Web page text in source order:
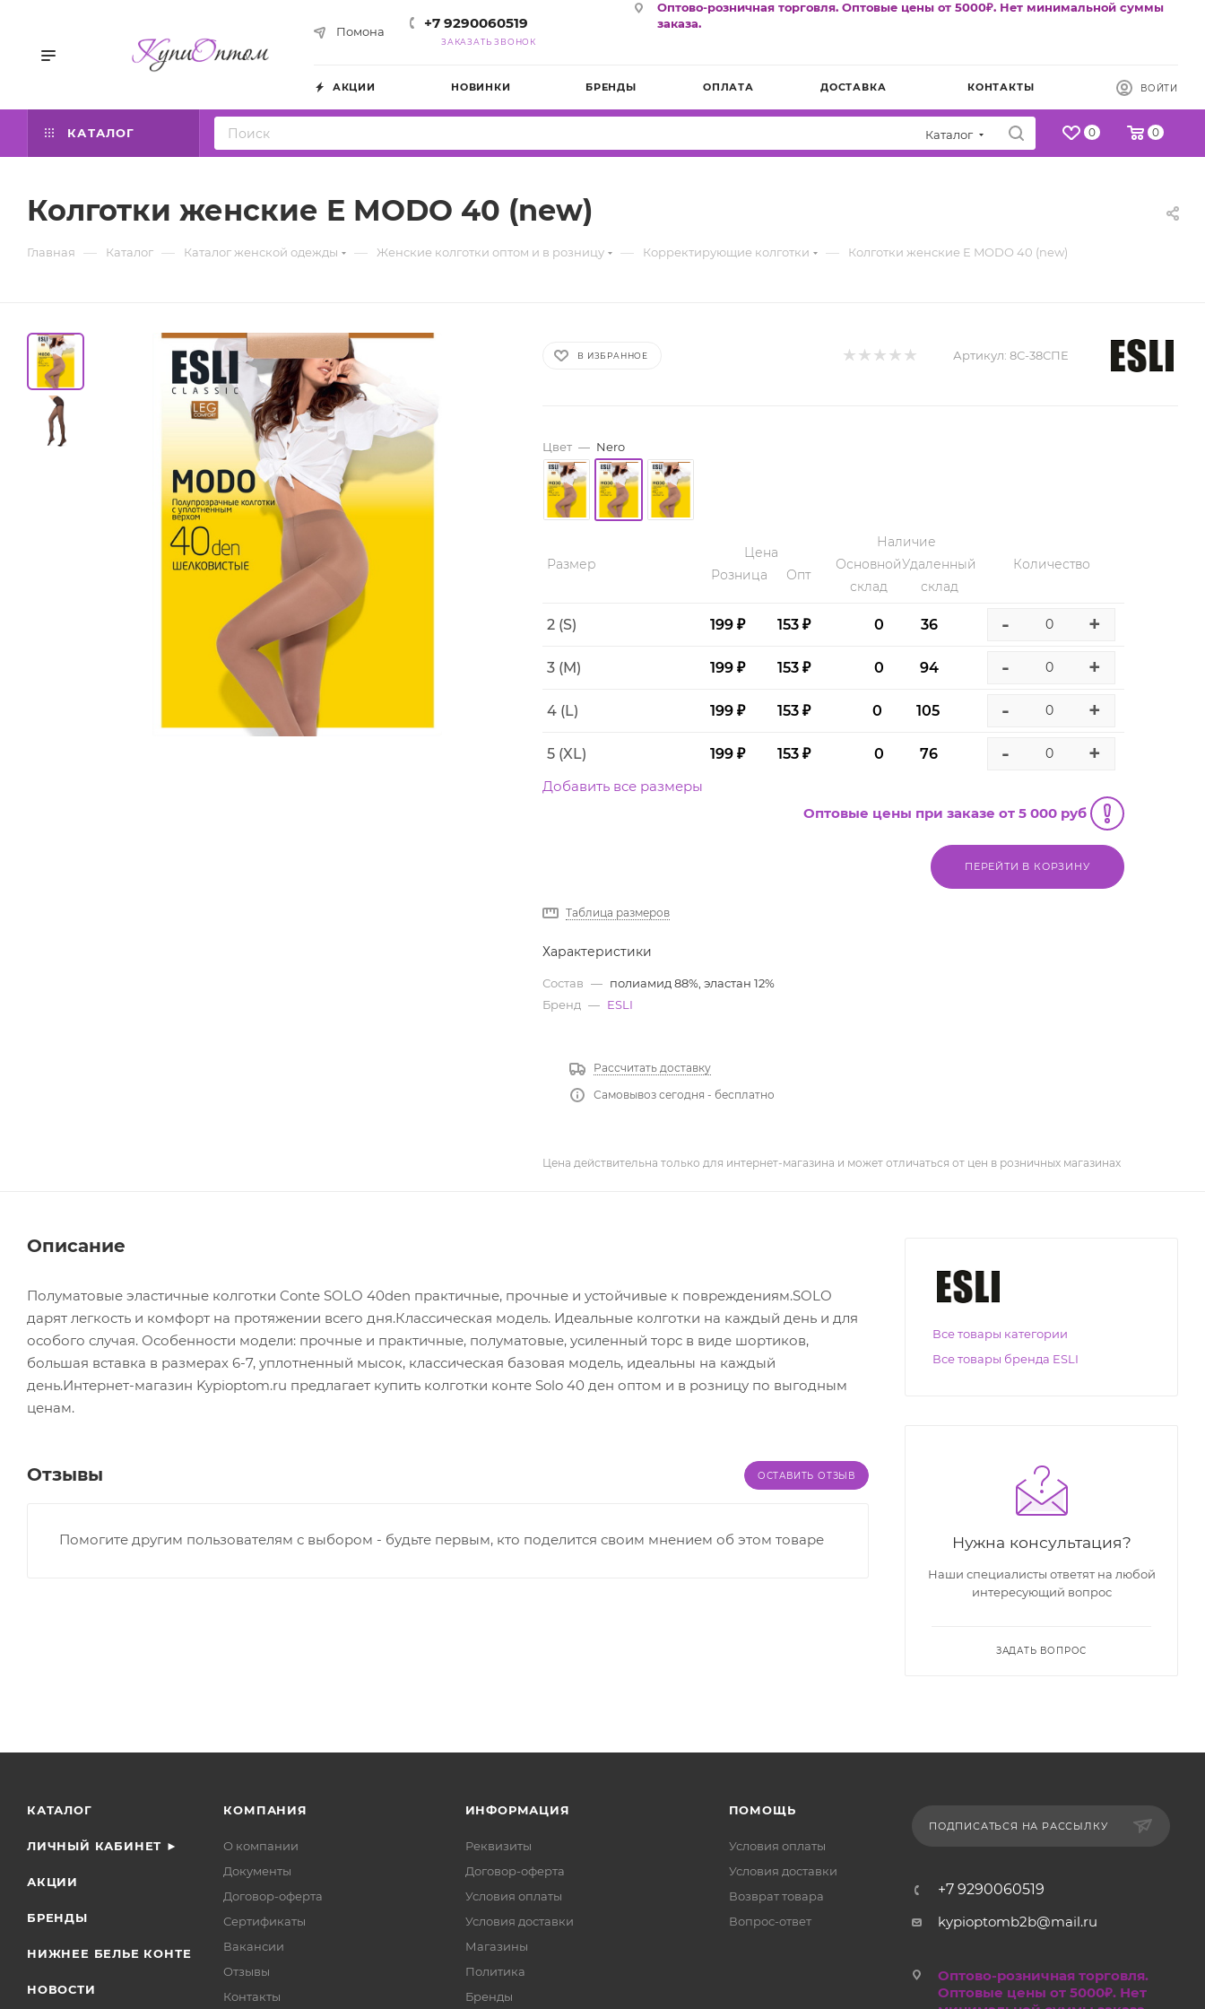
Помона +7 9290060519
ЗАКАЗАТЬ ЗВОНОК
Оптово-розничная торговля. Оптовые цены от 5000₽. Нет минимальной суммы
заказа.
АКЦИИ НОВИНКИ БРЕНДЫ ОПЛАТА ДОСТАВКА КОНТАКТЫ ВОЙТИ
КАТАЛОГ Каталог 0 0
Колготки женские E MODO 40 (new)
Главная — Каталог — Каталог женской одежды — Женские колготки оптом и в розницу — Корректирующие колготки — Колготки женские E MODO 40 (new)
В ИЗБРАННОЕ Артикул: 8С-38СПЕ
Цвет — Nero
Размер
Цена
Розница
Опт
Наличие
Основной
склад
Удаленный
склад
Количество
2 (S) 199 ₽ 153 ₽ 0 36 - +
3 (M) 199 ₽ 153 ₽ 0 94 - +
4 (L) 199 ₽ 153 ₽ 0 105 - +
5 (XL) 199 ₽ 153 ₽ 0 76 - +
Добавить все размеры
Оптовые цены при заказе от 5 000 руб
ПЕРЕЙТИ В КОРЗИНУ
Таблица размеров
Характеристики
Состав — полиамид 88%, эластан 12%
Бренд — ESLI
Рассчитать доставку
Самовывоз сегодня - бесплатно
Цена действительна только для интернет-магазина и может отличаться от цен в розничных магазинах
Описание
Полуматовые эластичные колготки Conte SOLO 40den практичные, прочные и устойчивые к повреждениям.SOLO
дарят легкость и комфорт на протяжении всего дня.Классическая модель. Идеальные колготки на каждый день и для
особого случая. Особенности модели: прочные и практичные, полуматовые, усиленный торс в виде шортиков,
большая вставка в размерах 6-7, уплотненный мысок, классическая базовая модель, идеальны на каждый
день.Интернет-магазин Kypioptom.ru предлагает купить колготки конте Solo 40 ден оптом и в розницу по выгодным
ценам.
Отзывы ОСТАВИТЬ ОТЗЫВ
Помогите другим пользователям с выбором - будьте первым, кто поделится своим мнением об этом товаре
Все товары категории
Все товары бренда ESLI
Нужна консультация?
Наши специалисты ответят на любой
интересующий вопрос
ЗАДАТЬ ВОПРОС
КАТАЛОГ
ЛИЧНЫЙ КАБИНЕТ ►
АКЦИИ
БРЕНДЫ
НИЖНЕЕ БЕЛЬЕ КОНТЕ
НОВОСТИ
КОМПАНИЯ
О компании
Документы
Договор-оферта
Сертификаты
Вакансии
Отзывы
Контакты
ИНФОРМАЦИЯ
Реквизиты
Договор-оферта
Условия оплаты
Условия доставки
Магазины
Политика
Бренды
ПОМОЩЬ
Условия оплаты
Условия доставки
Возврат товара
Вопрос-ответ
ПОДПИСАТЬСЯ НА РАССЫЛКУ
+7 9290060519
kypioptomb2b@mail.ru
Оптово-розничная торговля.
Оптовые цены от 5000₽. Нет